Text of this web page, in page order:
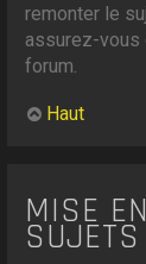
remonter le
assurez-vous
forum.
Haut
MISE
SUJETS